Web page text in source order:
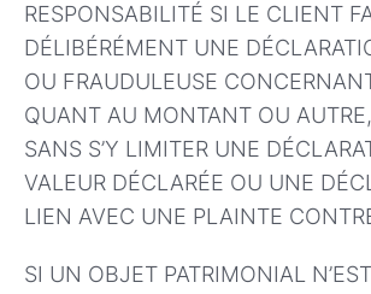
RESPONSABILITÉ SI LE CLIENT
DÉLIBÉRÉMENT UNE
OU FRAUDULEUSE
QUANT AU MONTANT OU
SANS S’Y LIMITER UNE
VALEUR DÉCLARÉE OU UNE
LIEN AVEC UNE PLAINTE
SI UN OBJET PATRIMONIAL